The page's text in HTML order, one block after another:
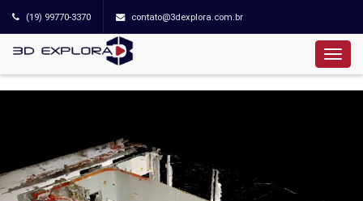
(19) 99770-3370 contato@3dexplora.com.br